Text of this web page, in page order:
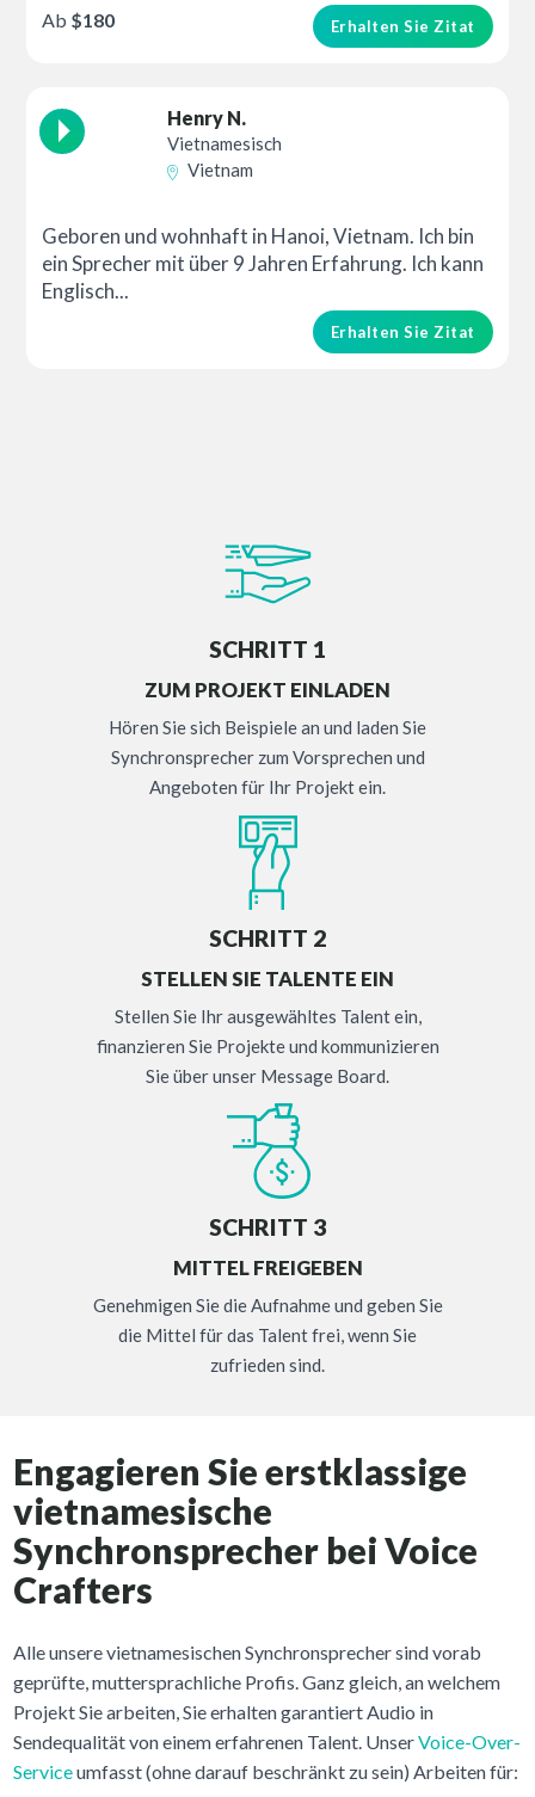
Erhalten Sie Zitat
Ab $180
Henry N.
Vietnamesisch
Vietnam
Geboren und wohnhaft in Hanoi, Vietnam. Ich bin
ein Sprecher mit über 9 Jahren Erfahrung. Ich kann
Englisch...
Erhalten Sie Zitat
SCHRITT 1
ZUM PROJEKT EINLADEN
Hören Sie sich Beispiele an und laden Sie
Synchronsprecher zum Vorsprechen und
Angeboten für Ihr Projekt ein.
SCHRITT 2
STELLEN SIE TALENTE EIN
Stellen Sie Ihr ausgewähltes Talent ein,
finanzieren Sie Projekte und kommunizieren
Sie über unser Message Board.
SCHRITT 3
MITTEL FREIGEBEN
Genehmigen Sie die Aufnahme und geben Sie
die Mittel für das Talent frei, wenn Sie
zufrieden sind.
Engagieren Sie erstklassige
vietnamesische
Synchronsprecher bei Voice
Crafters
Alle unsere vietnamesischen Synchronsprecher sind vorab
geprüfte, muttersprachliche Profis. Ganz gleich, an welchem
Projekt Sie arbeiten, Sie erhalten garantiert Audio in
Sendequalität von einem erfahrenen Talent. UnserVoice-Over-
Serviceumfasst (ohne darauf beschränkt zu sein) Arbeiten für: